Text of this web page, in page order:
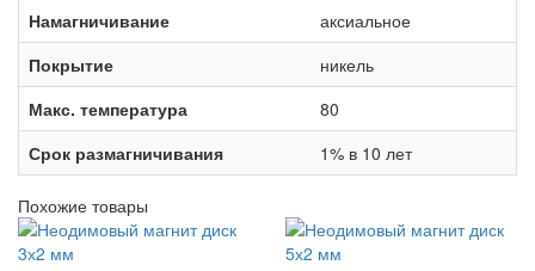
Намагничивание
аксиальное
Покрытие
никель
Макс. температура
80
Срок размагничивания
1% в 10 лет
Похожие товары